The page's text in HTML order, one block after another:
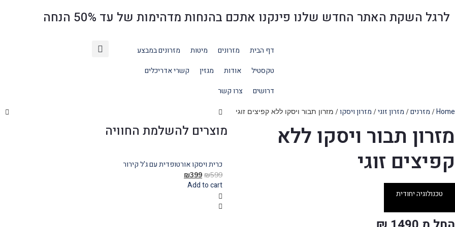
לרגל השקת האתר החדש שלנו פינקנו אתכם בהנחות מדהימות של עד 50% הנחה
דף הבית מזרונים מיטות
מזרונים במבצע
טקסטיל
אודות מגזין
קשרי אדריכלים
דרושים
צרו קשר
Home
/ מזרנים/ מזרון זוגי/ מזרון ויסקו/ מזרון תבור ויסקו ללא קפיצים זוגי
מזרון תבור ויסקו ללא
קפיצים זוגי
טכנולוגיה יחודית
מוצרים להשלמת החוויה
כרית ויסקו אורטופדית עם ג'ל קירור
₪599
₪399
Add to cart